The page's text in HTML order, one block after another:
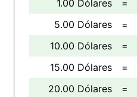
1.00 Dólares =
5.00 Dólares
=
10.00 Dólares
=
15.00 Dólares
=
20.00 Dólares
=